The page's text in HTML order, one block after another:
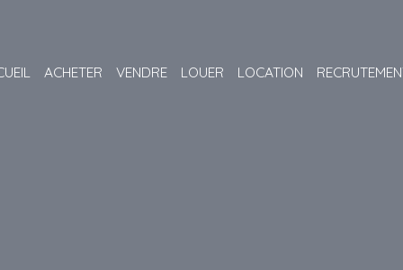
ACHETER VENDRE LOUER LOCATION